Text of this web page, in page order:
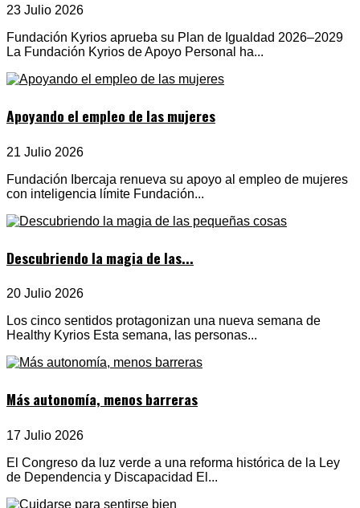
23 Julio 2026
Fundación Kyrios aprueba su Plan de Igualdad 2026–2029
La Fundación Kyrios de Apoyo Personal ha...
Apoyando el empleo de las mujeres
21 Julio 2026
Fundación Ibercaja renueva su apoyo al empleo de mujeres
con inteligencia límite Fundación...
Descubriendo la magia de las...
20 Julio 2026
Los cinco sentidos protagonizan una nueva semana de
Healthy Kyrios Esta semana, las personas...
Más autonomía, menos barreras
17 Julio 2026
El Congreso da luz verde a una reforma histórica de la Ley
de Dependencia y Discapacidad El...